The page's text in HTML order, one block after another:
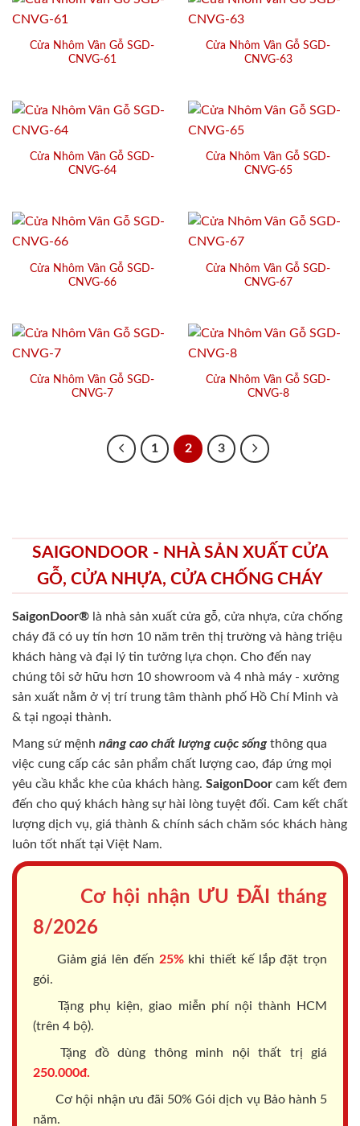
Cửa Nhôm Vân Gỗ SGD-
CNVG-61
Cửa Nhôm Vân Gỗ SGD-
CNVG-63
Cửa Nhôm Vân Gỗ SGD-
CNVG-64
Cửa Nhôm Vân Gỗ SGD-
CNVG-65
Cửa Nhôm Vân Gỗ SGD-
CNVG-66
Cửa Nhôm Vân Gỗ SGD-
CNVG-67
Cửa Nhôm Vân Gỗ SGD-
CNVG-7
Cửa Nhôm Vân Gỗ SGD-
CNVG-8
1 2 3
SAIGONDOOR - NHÀ SẢN XUẤT CỬA
GỖ, CỬA NHỰA, CỬA CHỐNG CHÁY
SaigonDoor® là nhà sản xuất cửa gỗ, cửa nhựa, cửa chống
cháy đã có uy tín hơn 10 năm trên thị trường và hàng triệu
khách hàng và đại lý tin tưởng lựa chọn. Cho đến nay
chúng tôi sở hữu hơn 10 showroom và 4 nhà máy - xưởng
sản xuất nằm ở vị trí trung tâm thành phố Hồ Chí Minh và
& tại ngoại thành.
Mang sứ mệnh nâng cao chất lượng cuộc sốngthông qua
việc cung cấp các sản phẩm chất lượng cao, đáp ứng mọi
yêu cầu khắc khe của khách hàng. SaigonDoor cam kết đem
đến cho quý khách hàng sự hài lòng tuyệt đối. Cam kết chất
lượng dịch vụ, giá thành & chính sách chăm sóc khách hàng
luôn tốt nhất tại Việt Nam.
Cơ hội nhận ƯU ĐÃI tháng
8/2026
Giảm giá lên đến 25%khi thiết kế lắp đặt trọn
gói.
Tặng phụ kiện, giao miễn phí nội thành HCM
(trên 4 bộ).
Tặng đồ dùng thông minh nội thất trị giá
250.000đ.
Cơ hội nhận ưu đãi 50% Gói dịch vụ Bảo hành 5
năm.